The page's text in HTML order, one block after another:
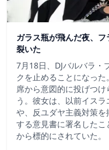
ガラス瓶が飛んだ夜、
裂いた
7月18日、DJバルバラ・
クを止めることになっ
席から意図的に投げつ
う。彼女は、以前イス
や、反ユダヤ主義対策
する意見書に署名した
から標的にされていた。